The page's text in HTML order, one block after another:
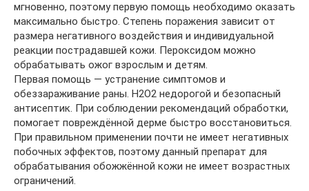
мгновенно, поэтому первую помощь необходимо оказать
максимально быстро. Степень поражения зависит от
размера негативного воздействия и индивидуальной
реакции пострадавшей кожи. Пероксидом можно
обрабатывать ожог взрослым и детям.
Первая помощь — устранение симптомов и
обеззараживание раны. H2O2 недорогой и безопасный
антисептик. При соблюдении рекомендаций обработки,
помогает повреждённой дерме быстро восстановиться.
При правильном применении почти не имеет негативных
побочных эффектов, поэтому данный препарат для
обрабатывания обожжённой кожи не имеет возрастных
ограничений.